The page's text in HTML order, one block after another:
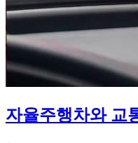
자율주행차와 교